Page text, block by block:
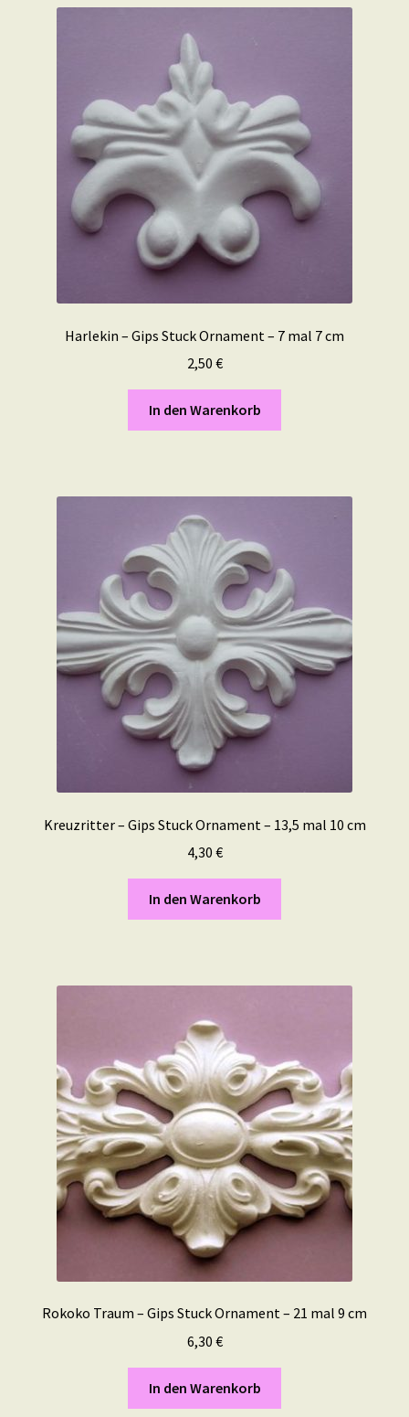
Harlekin – Gips Stuck Ornament – 7 mal 7 cm
2,50 €
In den Warenkorb
Kreuzritter – Gips Stuck Ornament – 13,5 mal 10 cm
4,30 €
In den Warenkorb
Rokoko Traum – Gips Stuck Ornament – 21 mal 9 cm
6,30 €
In den Warenkorb